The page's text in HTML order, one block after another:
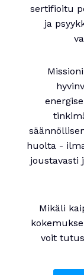
sertifioitu
ja
huolta -
joustavasti
Mikäli
voit